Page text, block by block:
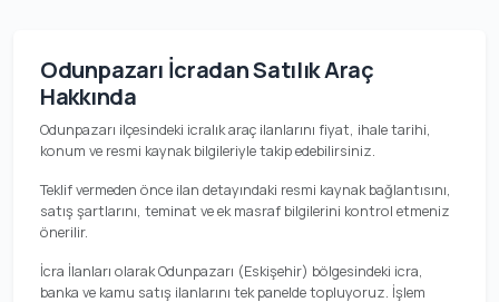
Odunpazarı İcradan Satılık Araç
Hakkında
Odunpazarı ilçesindeki icralık araç ilanlarını fiyat, ihale tarihi,
konum ve resmi kaynak bilgileriyle takip edebilirsiniz.
Teklif vermeden önce ilan detayındaki resmi kaynak bağlantısını,
satış şartlarını, teminat ve ek masraf bilgilerini kontrol etmeniz
önerilir.
İcra İlanları olarak Odunpazarı (Eskişehir) bölgesindeki icra,
banka ve kamu satış ilanlarını tek panelde topluyoruz. İşlem